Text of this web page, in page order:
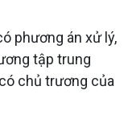
phương án xử lý,
tập trung
chủ trương của